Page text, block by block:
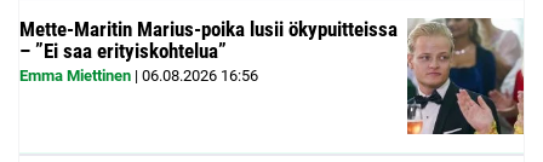
Mette-Maritin Marius-poika lusii ökypuitteissa
– ”Ei saa erityiskohtelua”
Emma Miettinen | 06.08.2026 16:56